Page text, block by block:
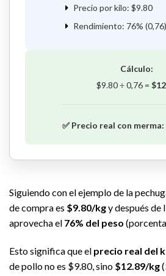
Precio por kilo: $9.80
Rendimiento: 76% (0,76)
Cálculo:
$9.80 ÷ 0,76 =
✅ Precio real con merma:
Siguiendo con el ejemplo de la
de compra es $9.80/kgy después de
aprovecha el 76% del peso
Esto significa que el precio real del
de pollo no es $9.80, sino $12.89/kg